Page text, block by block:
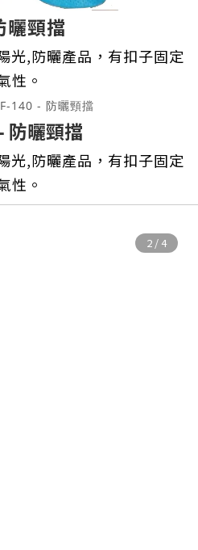
曬頸擋
光,防曬產品，有扣子固定
性。
防曬頸擋
光,防曬產品，有扣子固定
性。